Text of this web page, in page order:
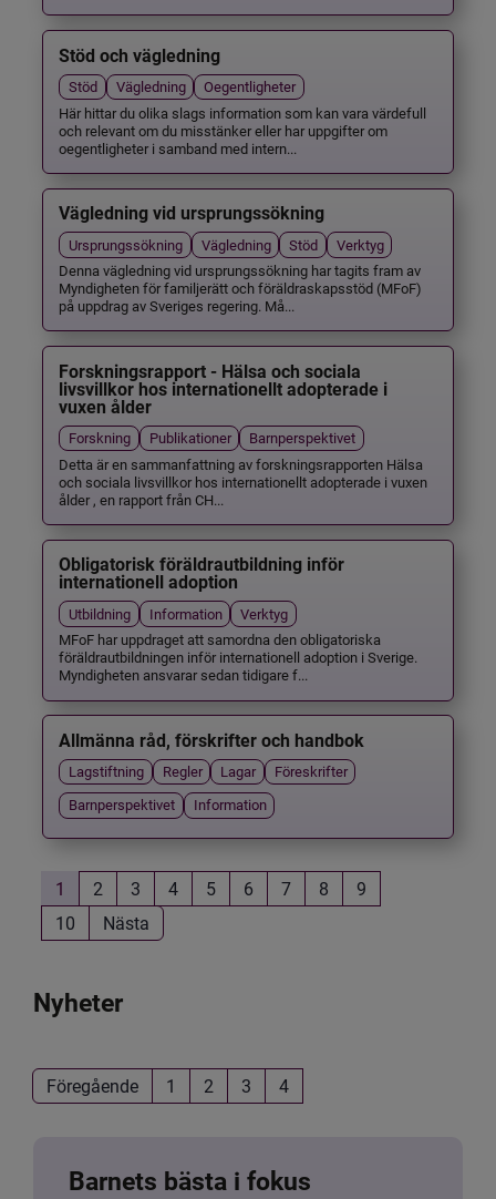
Stöd och vägledning
Stöd Vägledning
Oegentligheter
Här hittar du olika slags information som kan vara värdefull
och relevant om du misstänker eller har uppgifter om
oegentligheter i samband med intern...
Vägledning vid ursprungssökning
Ursprungssökning Vägledning Stöd
Verktyg
Denna vägledning vid ursprungssökning har tagits fram av
Myndigheten för familjerätt och föräldraskapsstöd (MFoF)
på uppdrag av Sveriges regering. Må...
Forskningsrapport - Hälsa och sociala
livsvillkor hos internationellt adopterade i
vuxen ålder
Forskning Publikationer
Barnperspektivet
Detta är en sammanfattning av forskningsrapporten Hälsa
och sociala livsvillkor hos internationellt adopterade i vuxen
ålder , en rapport från CH...
Obligatorisk föräldrautbildning inför
internationell adoption
Utbildning Information
Verktyg
MFoF har uppdraget att samordna den obligatoriska
föräldrautbildningen inför internationell adoption i Sverige.
Myndigheten ansvarar sedan tidigare f...
Allmänna råd, förskrifter och handbok
Lagstiftning Regler Lagar
Föreskrifter
Barnperspektivet
Information
1 2 3 4 5 6 7 8
9
10
Nästa
Nyheter
Föregående 1 2 3 4
Barnets bästa i fokus